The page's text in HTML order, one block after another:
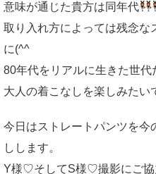
意味が通じた貴方は同年代
取り入れ方によっては残念な
に(^^ゞ
80年代をリアルに生きた世
大人の着こなしを楽しみたい
今日はストレートパンツを今
しします。
Y様♡そしてS様♡撮影にご協